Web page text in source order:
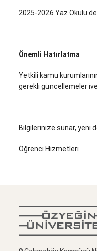
2025-2026 Yaz Okulu
Önemli Hatırlatma
Yetkili kamu
gerekli güncellemeler
Bilgilerinize sunar, yeni
Öğrenci Hizmetleri